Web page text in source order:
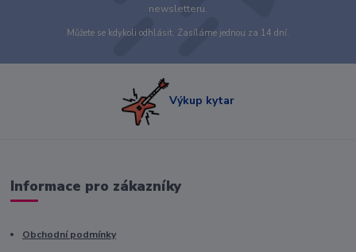
newsletteru.
Můžete se kdykoli odhlásit. Zasíláme jednou za 14 dní.
Výkup kytar
Informace pro zákazníky
Obchodní podmínky